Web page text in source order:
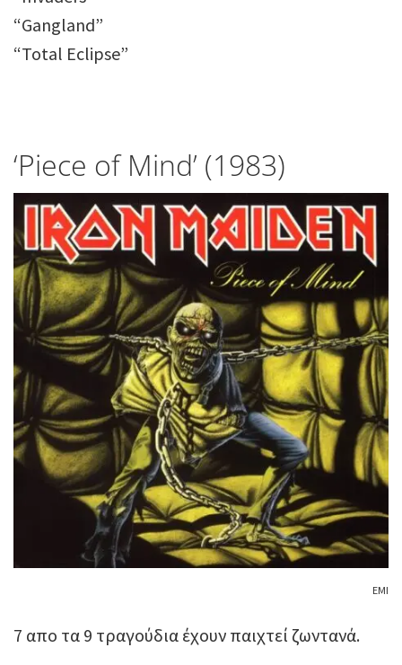
“Gangland”
“Total Eclipse”
‘Piece of Mind’ (1983)
EMI
7 απο τα 9 τραγούδια έχουν παιχτεί ζωντανά.